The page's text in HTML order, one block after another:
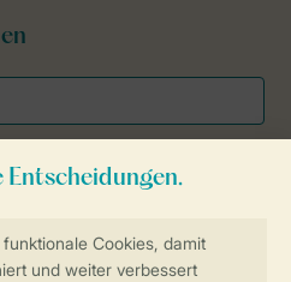
Online-Buchung